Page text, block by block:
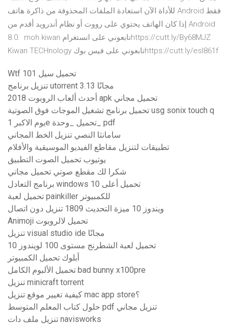
للأداة الآن استعادة الملفات المحذوفة من ذاكرة هاتف Android فقط
إذا كان الهاتف يحتوي على رووت أو نظام أندرويد أقدم من Android
8.0. ️ moh.kiwan تابعوني على انستغرامhttps://cutt.ly/By68MJZ ️ ️
Kiwan TECHnology تابعوني على فيس بوكhttps://cutt.ly/esl861f ️
Wtf 101 تحميل سيل
تنزيل برنامج utorrent 3.13 مجانًا
أحدث ألعاب الروبوت 2018 apk تحميل مجاني
تحميل برنامج تشغيل الموجات فوق الصوتية usg sonix touch q
يوم الاكبر 1e تحميل _وحدة_ pdf
سامانثا النصي تنزيل الخط المجاني
تطبيقات لتنزيل مقاطع الفيديو الموسيقية والأفلام
يوتيوب تحميل الصوت التطبيق
شكرا لك مقطع صوتي تحميل مجاني
برنامج التعادل windows 10 تحميل أعلى
تحميل لعبة painkiller للكمبيوتر
ويندوز 10 ميزة التحديث 1809 تنزيل دون اتصال
Animoji تحميل لالروبوت
تنزيل visual studio ide مجانًا
تحميل لعبة الشطرنج مستوى 100 لويندوز 10
أبلوك تحميل الكمبيوتر
تحميل الألبوم الكامل bad bunny x100pre
تنزيل minicraft torrent
كيفية تغيير موقع تنزيل mac app store؟
حلول كتاب المعلم المتوسط ​​pdf تنزيل مجاني
تنزيل ملف دات navisworks